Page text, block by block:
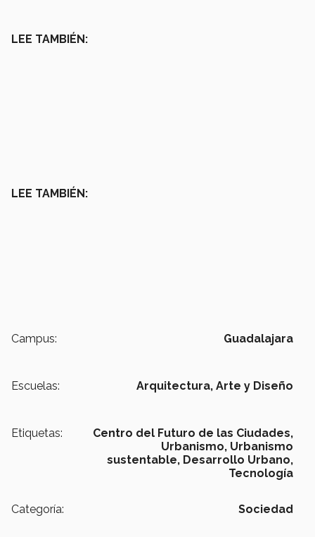
LEE TAMBIÉN:
LEE TAMBIÉN:
Campus: Guadalajara
Escuelas: Arquitectura, Arte y Diseño
Etiquetas:
Centro del Futuro de las Ciudades,
Urbanismo, Urbanismo
sustentable, Desarrollo Urbano,
Tecnología
Categoría: Sociedad